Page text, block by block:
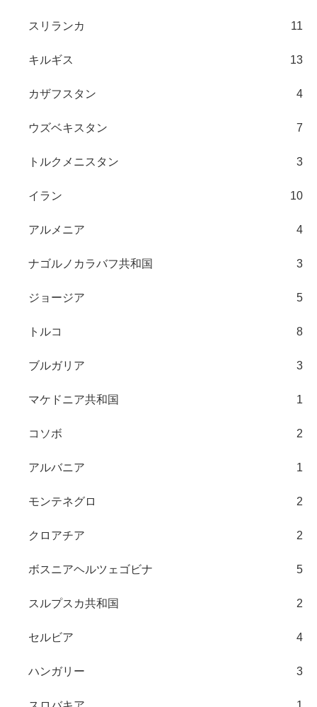
スリランカ 11
キルギス 13
カザフスタン 4
ウズベキスタン 7
トルクメニスタン 3
イラン 10
アルメニア 4
ナゴルノカラバフ共和国 3
ジョージア 5
トルコ 8
ブルガリア 3
マケドニア共和国 1
コソボ 2
アルバニア 1
モンテネグロ 2
クロアチア 2
ボスニアヘルツェゴビナ 5
スルプスカ共和国 2
セルビア 4
ハンガリー 3